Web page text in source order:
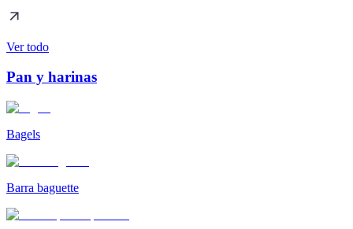
Ver todo
Pan y harinas
Bagels
Barra baguette